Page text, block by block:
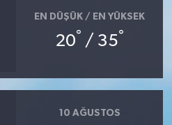
EN DÜŞÜK / EN YÜKSEK
20° / 35°
10 AĞUSTOS